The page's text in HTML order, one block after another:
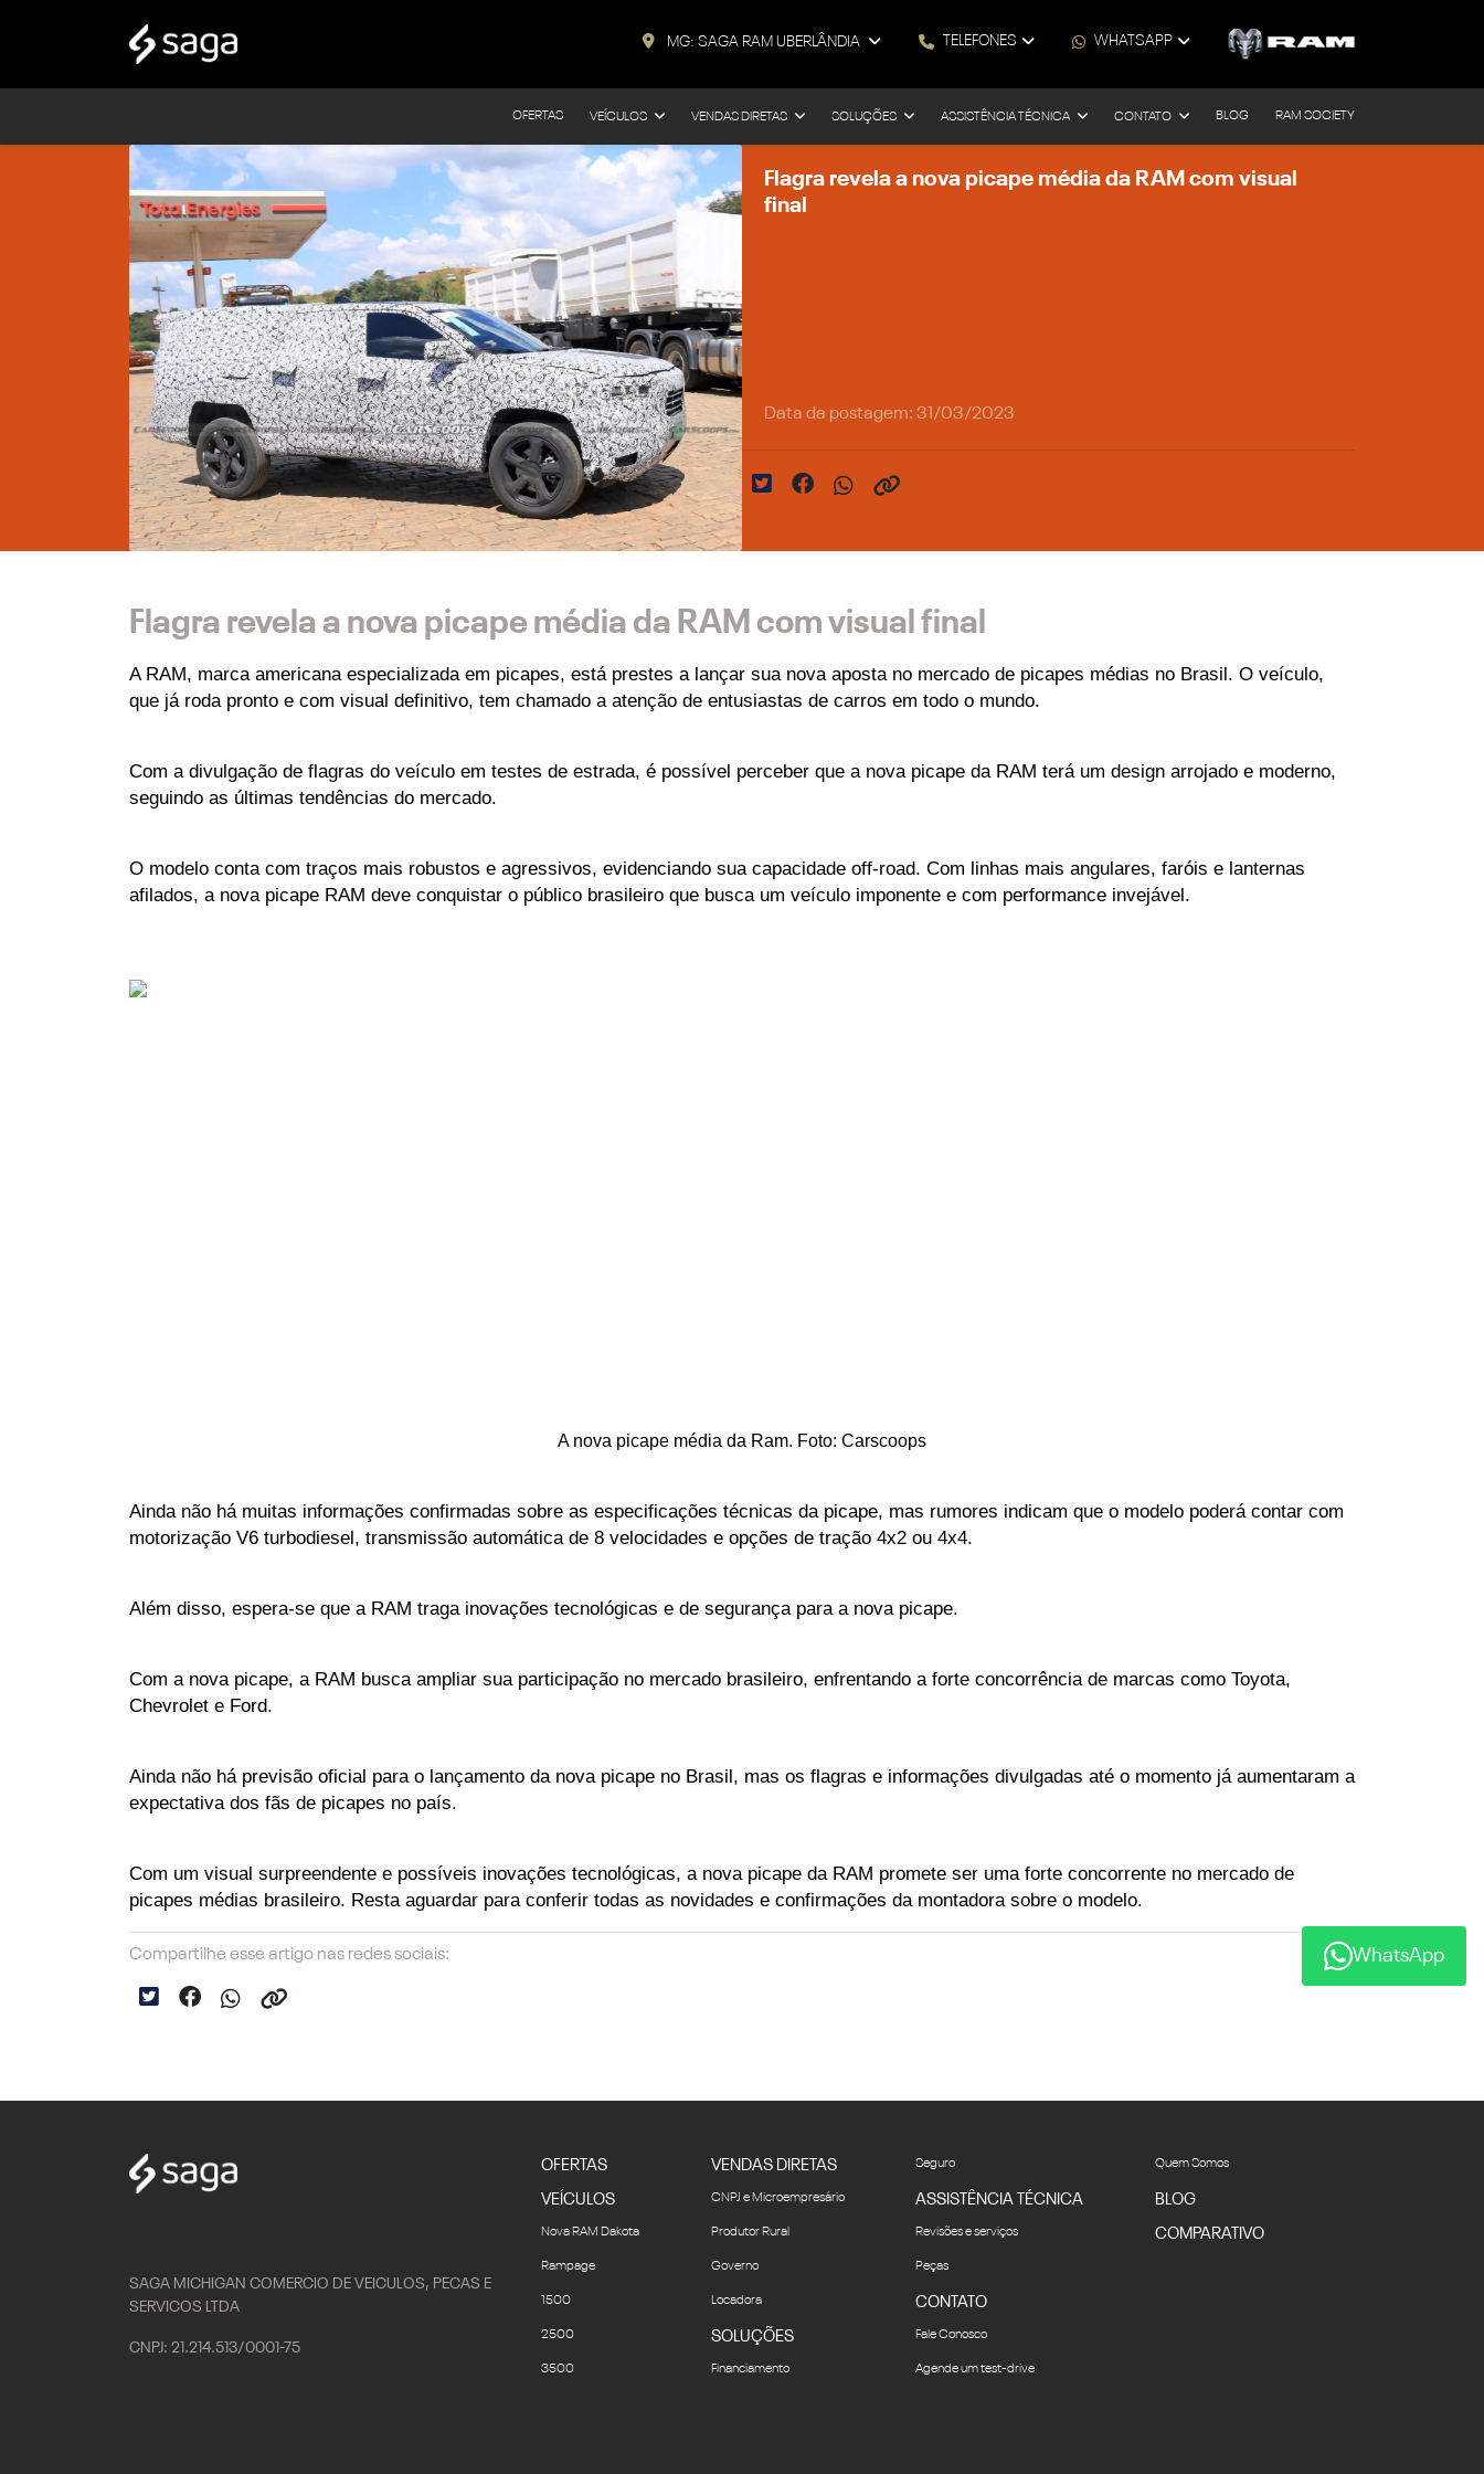
MG: SAGA RAM UBERLÂNDIA TELEFONES WHATSAPP
OFERTAS VEÍCULOS VENDAS DIRETAS SOLUÇÕES ASSISTÊNCIA TÉCNICA CONTATO BLOG RAM SOCIETY
Flagra revela a nova picape média da RAM com visual
final
Data da postagem: 31/03/2023
Flagra revela a nova picape média da RAM com visual final
A RAM, marca americana especializada em picapes, está prestes a lançar sua nova aposta no mercado de picapes médias no Brasil. O veículo,
que já roda pronto e com visual definitivo, tem chamado a atenção de entusiastas de carros em todo o mundo.
Com a divulgação de flagras do veículo em testes de estrada, é possível perceber que a nova picape da RAM terá um design arrojado e moderno,
seguindo as últimas tendências do mercado.
O modelo conta com traços mais robustos e agressivos, evidenciando sua capacidade off-road. Com linhas mais angulares, faróis e lanternas
afilados, a nova picape RAM deve conquistar o público brasileiro que busca um veículo imponente e com performance invejável.
A nova picape média da Ram. Foto: Carscoops
Ainda não há muitas informações confirmadas sobre as especificações técnicas da picape, mas rumores indicam que o modelo poderá contar com
motorização V6 turbodiesel, transmissão automática de 8 velocidades e opções de tração 4x2 ou 4x4.
Além disso, espera-se que a RAM traga inovações tecnológicas e de segurança para a nova picape.
Com a nova picape, a RAM busca ampliar sua participação no mercado brasileiro, enfrentando a forte concorrência de marcas como Toyota,
Chevrolet e Ford.
Ainda não há previsão oficial para o lançamento da nova picape no Brasil, mas os flagras e informações divulgadas até o momento já aumentaram a
expectativa dos fãs de picapes no país.
Com um visual surpreendente e possíveis inovações tecnológicas, a nova picape da RAM promete ser uma forte concorrente no mercado de
picapes médias brasileiro. Resta aguardar para conferir todas as novidades e confirmações da montadora sobre o modelo.
Compartilhe esse artigo nas redes sociais:
SAGA MICHIGAN COMERCIO DE VEICULOS, PECAS E
SERVICOS LTDA
CNPJ: 21.214.513/0001-75
OFERTAS
VEÍCULOS
Nova RAM Dakota
Rampage
1500
2500
3500
VENDAS DIRETAS
CNPJ e Microempresário
Produtor Rural
Governo
Locadora
SOLUÇÕES
Financiamento
Seguro
ASSISTÊNCIA TÉCNICA
Revisões e serviços
Peças
CONTATO
Fale Conosco
Agende um test-drive
Quem Somos
BLOG
COMPARATIVO
WhatsApp